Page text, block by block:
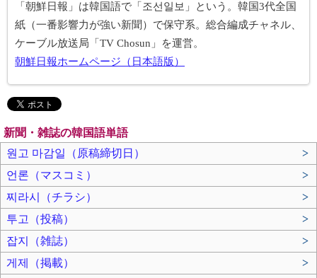
「朝鮮日報」は韓国語で「조선일보」という。韓国3代全国
紙（一番影響力が強い新聞）で保守系。総合編成チャネル、
ケーブル放送局「TV Chosun」を運営。
朝鮮日報ホームページ（日本語版）
新聞・雑誌の韓国語単語
원고 마감일（原稿締切日）
>
언론（マスコミ）
>
찌라시（チラシ）
>
투고（投稿）
>
잡지（雑誌）
>
게제（掲載）
>